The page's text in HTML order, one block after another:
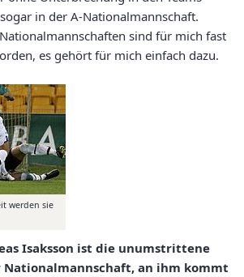
in der A-Nationalmannschaft.
sind für mich fast
es gehört für mich einfach dazu.
werden sie
Isaksson ist die unumstrittene
Nationalmannschaft, an ihm kommt